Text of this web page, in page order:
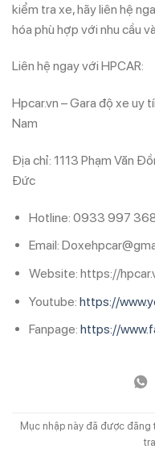
kiểm tra xe, hãy liên hệ
hóa phù hợp với nhu cầu
Liên hệ ngay với HPCAR:
Hpcar.vn – Gara độ xe uy
Nam
Địa chỉ: 1113 Phạm Văn
Đức
Hotline: 0933 997
Email:
Website: https://
Youtube: https://
Fanpage: https://
Mục nhập này đã được đăng